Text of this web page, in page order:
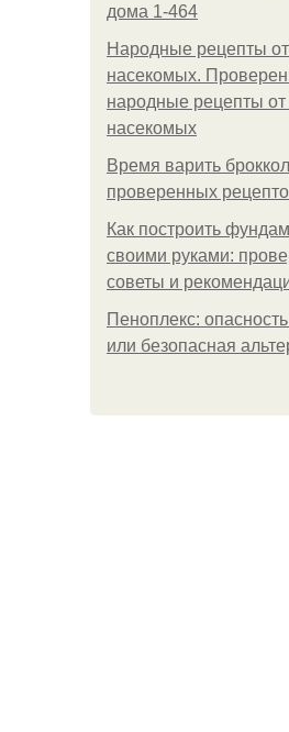
дома 1-464
Народные рецепты
насекомых.
народные рецепты
насекомых
Время варить
проверенных
Как построить
своими руками:
советы и
Пеноплекс:
или безопасная